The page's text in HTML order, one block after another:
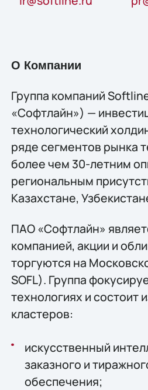
О Компании
Группа компаний
«Софтлайн») —
технологический
ряде сегментов рынка
более чем 30-летним
региональным
Казахстане,
ПАО «Софтлайн»
компанией, акции и
торгуются на
SOFL). Группа
технологиях и состоит
кластеров:
искусственный
заказного и
обеспечения;